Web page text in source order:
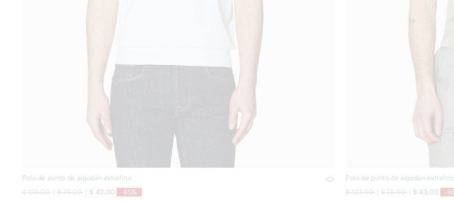
Polo de punto de algodón extrafino
precio rebajado desde
$ 123,00a| precio rebajado desde
$ 75,00a| $ 43,00 -65%
Polo de punto de algodón
precio rebajado desde
$ 123,00a| precio rebajado desde
$ 75,00a| $ 43,00 -